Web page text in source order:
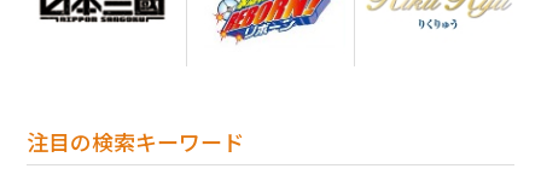
注目の検索キーワード